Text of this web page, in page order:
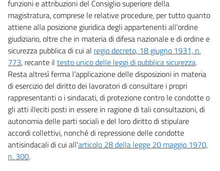
funzioni e attribuzioni del Consiglio superiore della
magistratura, comprese le relative procedure, per tutto quanto
attiene alla posizione giuridica degli appartenenti all'ordine
giudiziario, oltre che in materia di difesa nazionale e di ordine e
sicurezza pubblica di cui al regio decreto, 18 giugno 1931, n.
773, recante il testo unico delle leggi di pubblica sicurezza.
Resta altresì ferma l'applicazione delle disposizioni in materia
di esercizio del diritto dei lavoratori di consultare i propri
rappresentanti o i sindacati, di protezione contro le condotte o
gli atti illeciti posti in essere in ragione di tali consultazioni, di
autonomia delle parti sociali e del loro diritto di stipulare
accordi collettivi, nonché di repressione delle condotte
antisindacali di cui all'articolo 28 della legge 20 maggio 1970,
n. 300.